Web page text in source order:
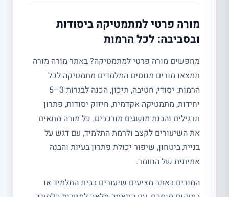
מורה פרטי למתמטיקה ביסודות
ובסביבה: לכל הרמות
מחפשים מורה פרטי למתמטיקה? באתר מורה מורה
תמצאו מורים מנוסים המלמדים מתמטיקה לכל
הרמות: יסודי, חטיבה, תיכון, הכנה לבגרות 3–5
יחידות, מתמטיקה אקדמית, חיזוק יסודות, פתרון
תרגילים והבנת מושגים מורכבים. כל מורה מתאים
את השיעורים לקצב ולרמת התלמיד, עם דגש על
בניית ביטחון, שיפור יכולת פתרון בעיות והבנה
אמיתית של החומר.
המורים באתר מציעים שיעורים בבית התלמיד או